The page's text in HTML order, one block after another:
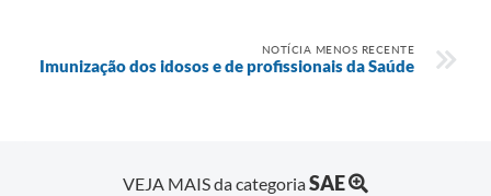
NOTÍCIA MENOS RECENTE
Imunização dos idosos e de profissionais da Saúde
VEJA MAIS da categoriaSAE